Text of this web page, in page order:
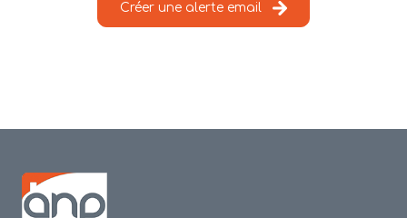
Créer une alerte email